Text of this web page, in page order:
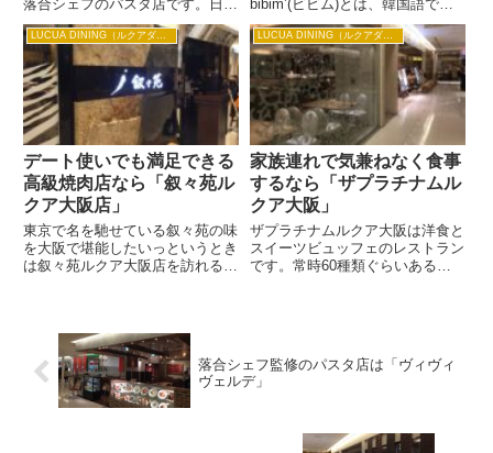
落合シェフのパスタ店です。日本
のイタリア料理第一人者といわれ
ている落合シェフの絶品パスタが
こちらでは手軽に味わえます。パ
スタレストランは数多くあります
が、本格的な味を追求したいな
ら...
bibim’(ビビム)とは、韓国語で混
ぜるという意味で、韓国では料理
を混ぜて食べることでおいしくし
ます。白を基調としたシンプルな
室内はゆったり座れるソファーも
あるので快適です。韓国料...
LUCUA DINING（ルクアダイニング）
デート使いでも満足できる
高級焼肉店なら「叙々苑ル
クア大阪店」
東京で名を馳せている叙々苑の味
を大阪で堪能したいっというとき
は叙々苑ルクア大阪店を訪れると
また違う雰囲気を持っています。
叙々苑に行ったらお肉と一緒に
い...
LUCUA DINING（ルクアダイニング）
家族連れで気兼ねなく食事
するなら「ザプラチナムル
クア大阪」
ザプラチナムルクア大阪は洋食と
スイーツビュッフェのレストラン
です。常時60種類ぐらいあるの
のもまた人気なところです。
な...
落合シェフ監修のパスタ店は「ヴィヴィ
ヴェルデ」